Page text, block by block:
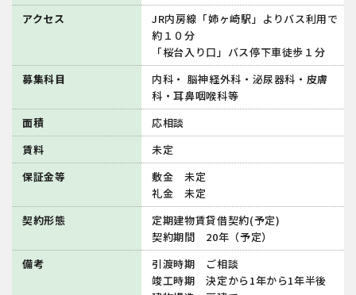
アクセス
JR内房線「姉ヶ崎駅」よりバス利用で
約１０分
「桜台入り口」バス停下車徒歩１分
募集科目
内科・ 脳神経外科・泌尿器科・皮膚
科・耳鼻咽喉科等
面積
応相談
賃料
未定
保証金等
敷金 未定
礼金 未定
契約形態
定期建物賃貸借契約(予定)
契約期間 20年（予定）
備考
引渡時期 ご相談
竣工時期 決定から1年から1年半後